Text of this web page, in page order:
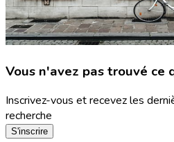
Vous n'avez pas trouvé ce
Inscrivez-vous et recevez les
recherche
S'inscrire